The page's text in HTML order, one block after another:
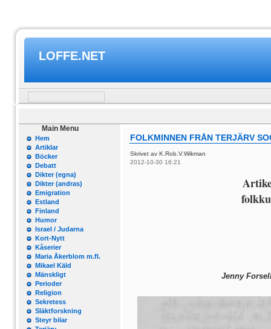
LOFFE.NET
Main Menu
Hem
Artiklar
Böcker
Debatt
Dikter (egna)
Dikter (andras)
Emigration
Estland
Finland
Humor
Israel / Judarna
Kort-Nytt
Kåserier
Maria Åkerblom m.fl.
Mikael Käld
Mänskligt
Perioder
Religion
Sekretess
Släktforskning
Steyr bilar
FOLKMINNEN FRÅN TERJÄRV
Skrivet av K.Rob.V.Wikman
2012-10-30 16:21
Jenny